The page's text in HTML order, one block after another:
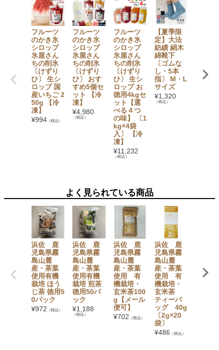
フルーツ
のかき氷
シロップ
氷屋さん
ちの削氷
〔けずり
ひ〕 生シ
ロップ 国
産いちご 2
50g 【冷
凍】
¥994 （税込）
フルーツ
のかき氷
シロップ
氷屋さん
ちの削氷
〔けずり
ひ〕 おす
すめ5個セ
ット 【冷
凍】
¥4,980
（税込）
フルーツ
のかき氷
シロップ
氷屋さん
ちの削氷
〔けずり
ひ〕 生シ
ロップ お
徳用4kgセ
ット【選
べる４つ
の味】 〔1
kg×4袋
入〕 【冷
凍】
¥11,232
（税込）
【夏季限
定】大法
紡績 絹木
綿靴下
〔ゴムな
し・5本
指〕 M・L
サイズ
¥1,320
（税込）
プ6本
ト（い
よく見られている商品
浜佐 鹿
児島県霧
島山麓
産・茶葉
使用有機
栽培 ほう
じ茶 徳用5
0パック
¥972 （税込）
浜佐 鹿
児島県霧
島山麓
産・茶葉
使用有機
栽培 煎茶
徳用50パ
ック
¥1,188
（税込）
浜佐 鹿
児島県霧
島山麓
産・茶葉
使用 有
機栽培・
玄米茶100
g【メール
便可】
¥702 （税込）
浜佐 鹿
児島県霧
島山麓
産・茶葉
使用 有
機栽培・
玄米茶
ティーバ
ッグ 40g
〔2g×20
袋〕
¥486 （税込）
産・茶
使用